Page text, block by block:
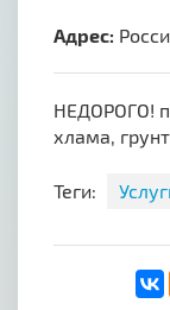
Адрес:
НЕ­ДОРО­ГО!
хла­ма,
Теги: